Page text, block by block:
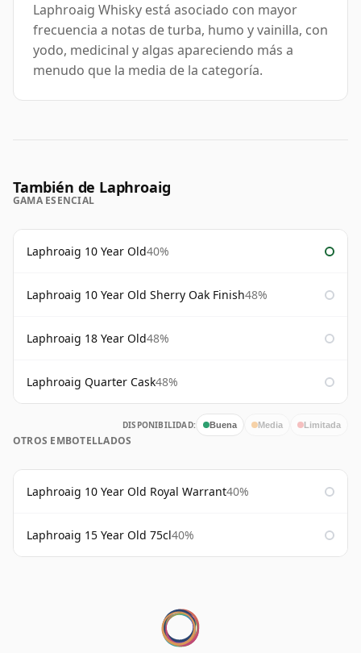
Laphroaig Whisky está asociado con mayor
frecuencia a notas de turba, humo y vainilla, con
yodo, medicinal y algas apareciendo más a
menudo que la media de la categoría.
También de Laphroaig
GAMA ESENCIAL
Laphroaig 10 Year Old40%
Laphroaig 10 Year Old Sherry Oak Finish48%
Laphroaig 18 Year Old48%
Laphroaig Quarter Cask48%
DISPONIBILIDAD: Buena Media Limitada
OTROS EMBOTELLADOS
Laphroaig 10 Year Old Royal Warrant40%
Laphroaig 15 Year Old 75cl40%